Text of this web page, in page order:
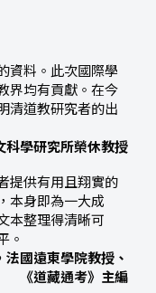
資料。此次國際學
界均有貢獻。在今
清道教研究者的出
學研究所榮休教授
提供有用且翔實的
本身即為一大成
本整理得清晰可
。
國遠東學院教授、
《道藏通考》主編